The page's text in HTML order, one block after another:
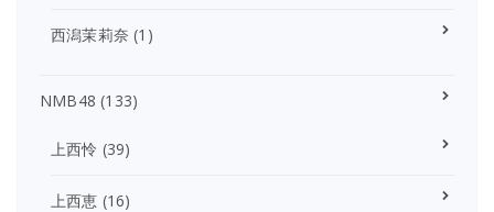
西潟茉莉奈 (1)
NMB48 (133)
上西怜 (39)
上西恵 (16)